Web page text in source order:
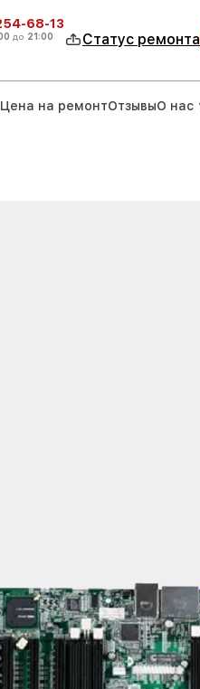
68-13
до 21:00 Статус ремонта
Цена на ремонтОтзывыО нас